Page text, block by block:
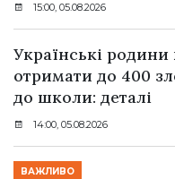
15:00, 05.08.2026
Українські
отримати до 400
до школи: деталі
14:00, 05.08.2026
ВАЖЛИВО